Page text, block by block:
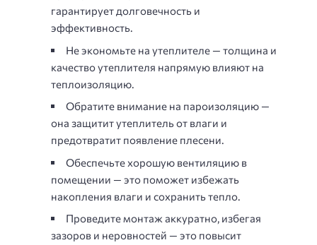
гарантирует долговечность и
эффективность.
Не экономьте на утеплителе — толщина и
качество утеплителя напрямую влияют на
теплоизоляцию.
Обратите внимание на пароизоляцию —
она защитит утеплитель от влаги и
предотвратит появление плесени.
Обеспечьте хорошую вентиляцию в
помещении — это поможет избежать
накопления влаги и сохранить тепло.
Проведите монтаж аккуратно, избегая
зазоров и неровностей — это повысит